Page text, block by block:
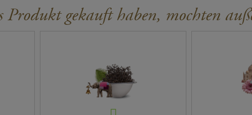
Produkt gekauft haben, mochten